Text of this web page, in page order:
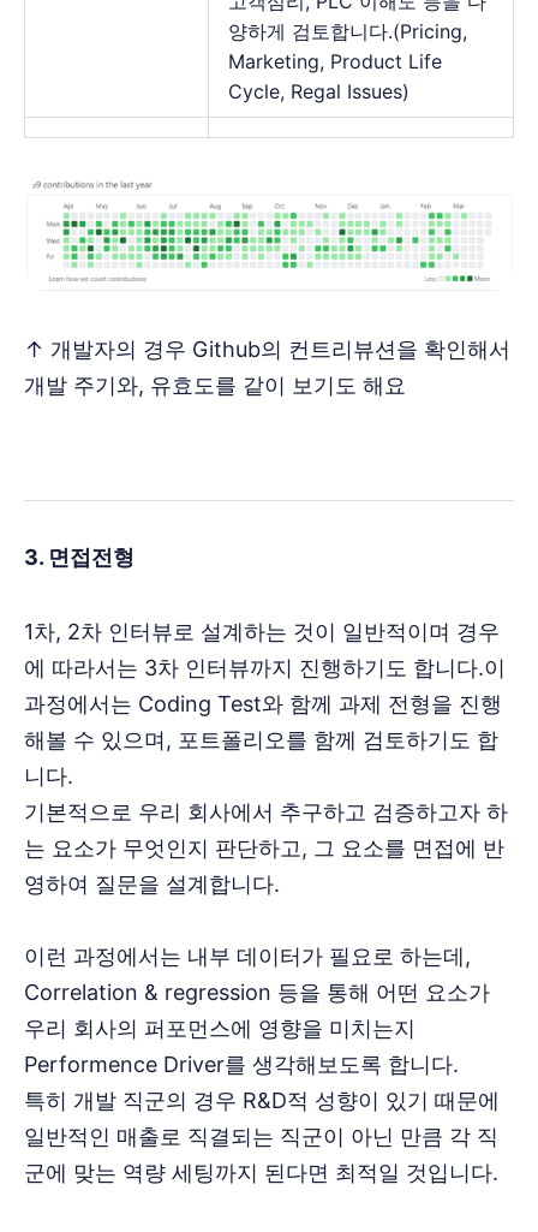
양하게 검토합니다.(Pricing,
Marketing, Product Life
Cycle, Regal Issues)
↑ 개발자의 경우 Github의 컨트리뷰션을 확인해서
개발 주기와, 유효도를 같이 보기도 해요
3. 면접전형
1차, 2차 인터뷰로 설계하는 것이 일반적이며 경우
에 따라서는 3차 인터뷰까지 진행하기도 합니다.이
과정에서는 Coding Test와 함께 과제 전형을 진행
해볼 수 있으며, 포트폴리오를 함께 검토하기도 합
니다.
기본적으로 우리 회사에서 추구하고 검증하고자 하
는 요소가 무엇인지 판단하고, 그 요소를 면접에 반
영하여 질문을 설계합니다.
이런 과정에서는 내부 데이터가 필요로 하는데,
Correlation & regression 등을 통해 어떤 요소가
우리 회사의 퍼포먼스에 영향을 미치는지
Performence Driver를 생각해보도록 합니다.
특히 개발 직군의 경우 R&D적 성향이 있기 때문에
일반적인 매출로 직결되는 직군이 아닌 만큼 각 직
군에 맞는 역량 세팅까지 된다면 최적일 것입니다.